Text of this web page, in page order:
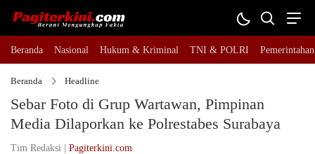
Beranda Nasional Hukum & Kriminal TNI & POLRI Pemerintahan
Beranda Headline
Sebar Foto di Grup Wartawan, Pimpinan
Media Dilaporkan ke Polrestabes Surabaya
Tim Redaksi | Pagiterkini.com